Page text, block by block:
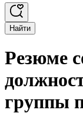
Найти
Резюме
группы